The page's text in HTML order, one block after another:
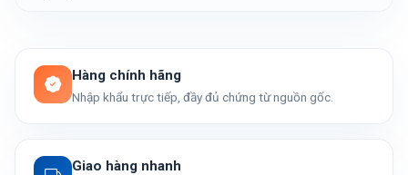
Hàng chính hãng
Nhập khẩu trực tiếp, đầy đủ chứng từ nguồn gốc.
Giao hàng nhanh